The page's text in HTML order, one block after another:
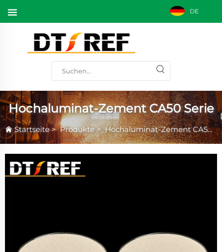
DE
Hochaluminat-Zement CA50 Serie
Startseite>Produkte>Hochaluminat-Zement CA50 Serie